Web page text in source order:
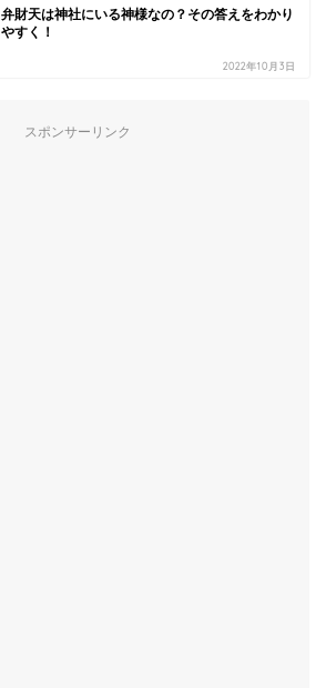
弁財天は神社にいる神様なの？その答えをわかり
やすく！
2022年10月3日
スポンサーリンク